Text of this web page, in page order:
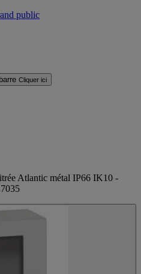
public
Cliquer ici
Atlantic métal IP66 IK10 -